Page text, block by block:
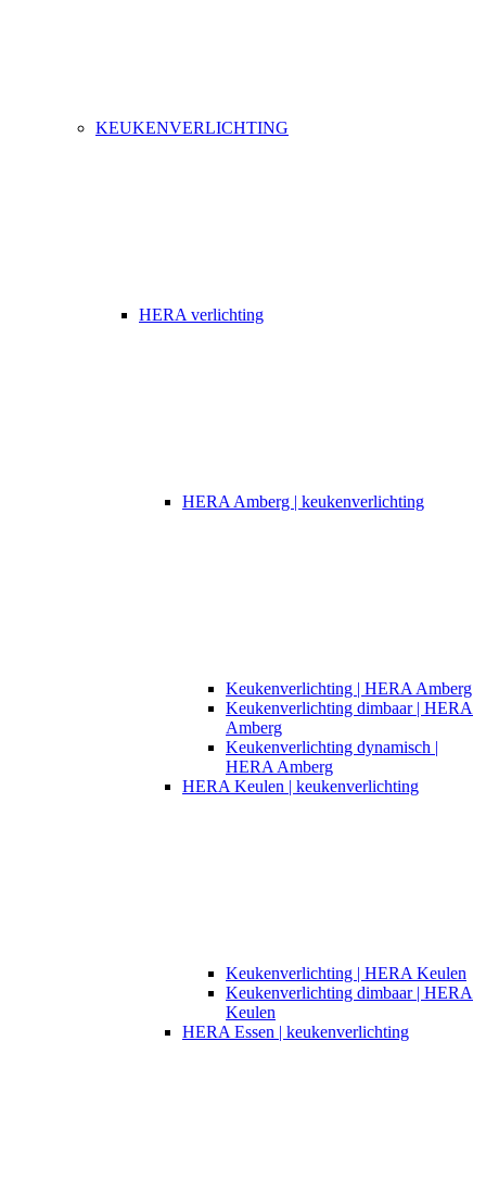
KEUKENVERLICHTING
HERA verlichting
HERA Amberg | keukenverlichting
Keukenverlichting | HERA Amberg
Keukenverlichting dimbaar | HERA
Amberg
Keukenverlichting dynamisch |
HERA Amberg
HERA Keulen | keukenverlichting
Keukenverlichting | HERA Keulen
Keukenverlichting dimbaar | HERA
Keulen
HERA Essen | keukenverlichting